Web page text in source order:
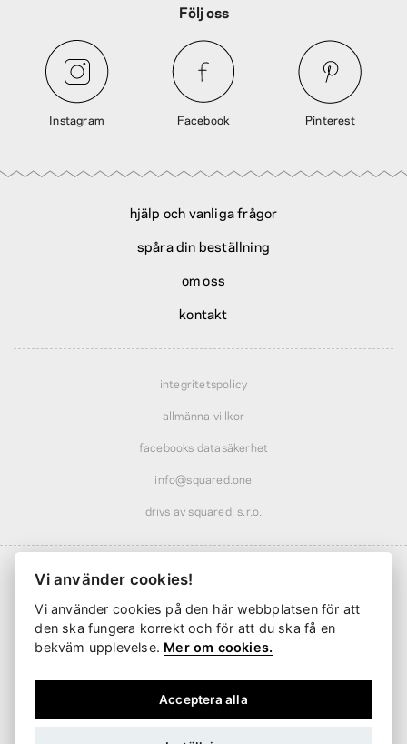
Följ oss
Instagram Facebook Pinterest
hjälp och vanliga frågor
spåra din beställning
om oss
kontakt
integritetspolicy
allmänna villkor
facebooks datasäkerhet
info@squared.one
drivs av squared, s.r.o.
Frakt från61 kr· rabatterad över 569 kr
Leverans från2 arbetsdagar
Vi använder cookies!
Vi använder cookies på den här webbplatsen för att
den ska fungera korrekt och för att du ska få en
bekväm upplevelse. Mer om cookies.
Acceptera alla